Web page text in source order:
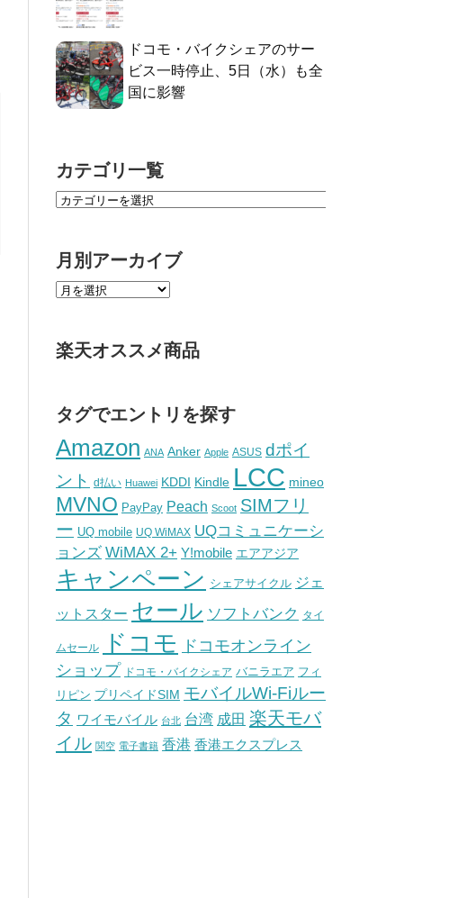
ドコモ・バイクシェアのサー
ビス一時停止、5日（水）も全
国に影響
カテゴリ一覧
月別アーカイブ
楽天オススメ商品
タグでエントリを探す
Amazon ANA Anker Apple ASUS dポイ
ント
d払い Huawei KDDI Kindle LCC mineo
MVNO PayPay Peach Scoot SIMフリ
ー UQ mobile UQ WiMAX UQコミュニケーシ
ョンズ WiMAX 2+ Y!mobile エアアジア
キャンペーン シェアサイクル ジェ
ットスター セール ソフトバンク タイ
ムセール ドコモ
ドコモオンライン
ショップ ドコモ・バイクシェア バニラエア フィ
リピン プリペイドSIM モバイルWi-Fiルー
タ ワイモバイル 台北 台湾 成田 楽天モバ
イル 関空 電子書籍 香港 香港エクスプレス